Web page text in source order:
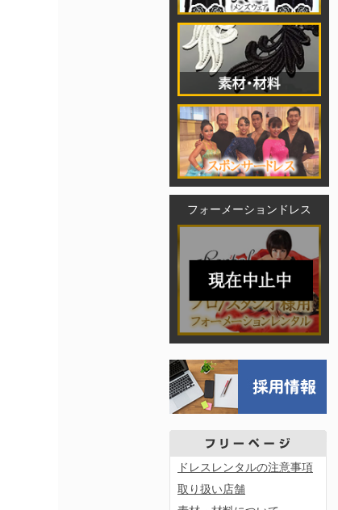
フォーメーションドレス
ドレスレンタルの注意事項
取り扱い店舗